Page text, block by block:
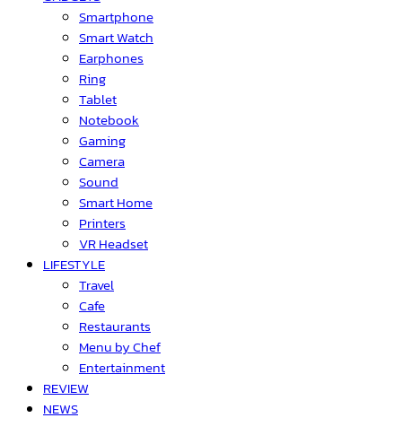
Smartphone
Smart Watch
Earphones
Ring
Tablet
Notebook
Gaming
Camera
Sound
Smart Home
Printers
VR Headset
LIFESTYLE
Travel
Cafe
Restaurants
Menu by Chef
Entertainment
REVIEW
NEWS